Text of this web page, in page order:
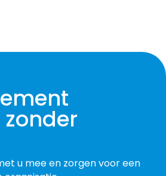
u mee en zorgen voor een